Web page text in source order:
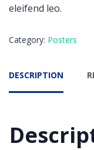
eleifend leo.
Category: Posters
DESCRIPTION